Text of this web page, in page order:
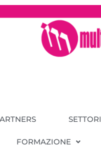
SETTORI
FORMAZIONE